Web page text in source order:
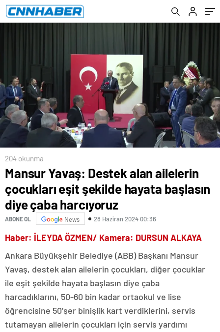
çaba harcıyoruz
204 okunma
Mansur Yavaş: Destek alan ailelerin
çocukları eşit şekilde hayata başlasın
diye çaba harcıyoruz
ABONE OL News 28 Haziran 2024 00:36
Haber: İLEYDA ÖZMEN/ Kamera: DURSUN ALKAYA
Ankara Büyükşehir Belediye (ABB) Başkanı Mansur
Yavaş, destek alan ailelerin çocukları, diğer çocuklar
ile eşit şekilde hayata başlasın diye çaba
harcadıklarını, 50-60 bin kadar ortaokul ve lise
öğrencisine 50’şer binişlik kart verdiklerini, servis
tutamayan ailelerin çocukları için servis yardımı